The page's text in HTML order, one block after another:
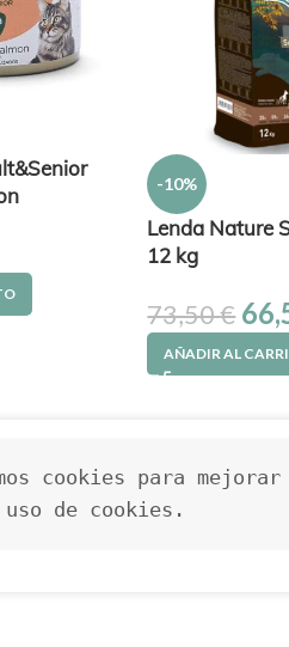
-10%
Lenda Nature
12 kg
73,50€
AÑADIR AL
cookies para
de cookies.